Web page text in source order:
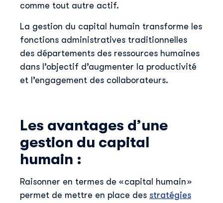
comme tout autre actif.
La gestion du capital humain transforme les
fonctions administratives traditionnelles
des départements des ressources humaines
dans l’objectif d’augmenter la productivité
et l’engagement des collaborateurs.
Les avantages d’une
gestion du capital
humain :
Raisonner en termes de « capital humain »
permet de mettre en place des stratégies